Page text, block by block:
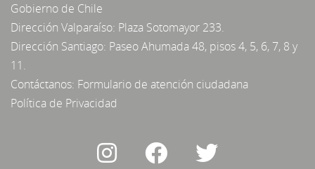
Gobierno de Chile
Dirección Valparaíso: Plaza Sotomayor 233.
Dirección Santiago: Paseo Ahumada 48, pisos 4, 5, 6, 7, 8 y
11.
Contáctanos: Formulario de atención ciudadana
Política de Privacidad